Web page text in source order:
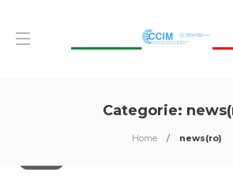
Categorie:
Home news(ro)